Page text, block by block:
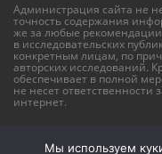
Администрация сайта не
точность содержания
же за любые
в исследовательских
конкретным лицам, по
авторских исследований.
обеспечивает в полной
не несет
интернет.
Мы используем